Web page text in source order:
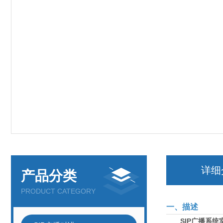
产品分类
PRODUCT CATEGORY
详
一、描述
SIP广播系统